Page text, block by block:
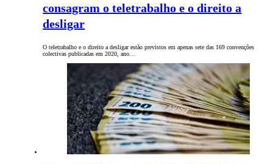
consagram o teletrabalho e o direito a
desligar
O teletrabalho e o direito a desligar estão previstos em apenas sete das 169 convenções
colectivas publicadas em 2020, ano…